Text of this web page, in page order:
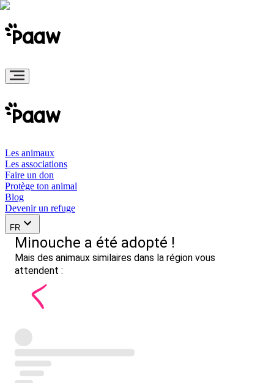
Les animaux
Les associations
Faire un don
Protège ton animal
Blog
Devenir un refuge
FR
Minouche a été adopté !
Mais des animaux similaires dans la région vous
attendent :